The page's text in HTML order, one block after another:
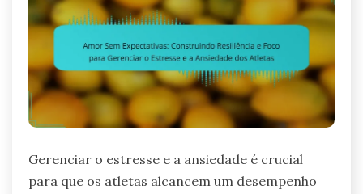
Gerenciar o estresse e a ansiedade é crucial
para que os atletas alcancem um desempenho